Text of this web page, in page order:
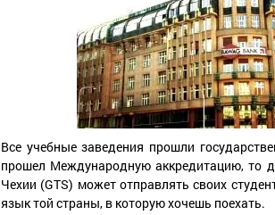
Все учебные заведения прошли
прошел Международную аккредитацию, то
Чехии (GTS) может отправлять своих
язык той страны, в которую хочешь поехать.